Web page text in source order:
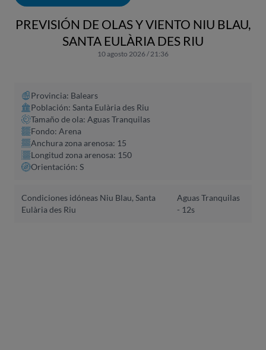
PREVISIÓN DE OLAS Y VIENTO NIU BLAU,
SANTA EULÀRIA DES RIU
10 agosto 2026 / 21:36
Provincia: Balears
Población: Santa Eulària des Riu
Tamaño de ola: Aguas Tranquilas
Fondo: Arena
Anchura zona arenosa: 15
Longitud zona arenosa: 150
Orientación: S
Condiciones idóneas Niu Blau, Santa
Eulària des Riu
Aguas Tranquilas
- 12s